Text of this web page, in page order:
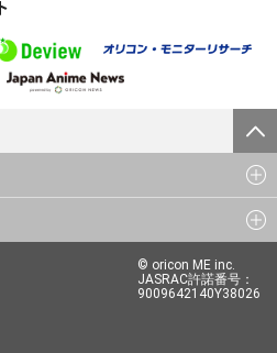
© oricon ME inc.
JASRAC許諾番号：
9009642140Y38026